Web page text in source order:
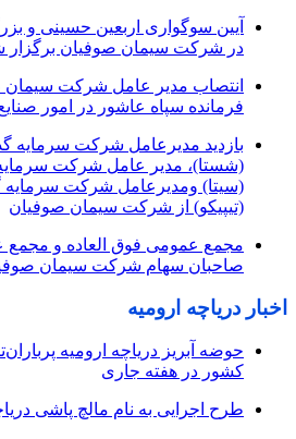
آیین سوگواری اربعین حسینی و
در شرکت سیمان صوفیان برگزار
انتصاب مدیر عامل شرکت سیمان
فرمانده سپاه عاشور در امور
بازدید مدیرعامل شرکت سرمایه
(شستا)، مدیر عامل شرکت
(سیتا) ومدیرعامل شرکت سرمایه
(تیپیکو) از شرکت سیمان صوفیان
مجمع عمومی فوق العاده و مجمع
صاحبان سهام شرکت سیمان
اخبار دریاچه ارومیه
حوضه آبریز دریاچه ارومیه
کشور در هفته جاری
طرح اجرایی به نام مالچ پاشی